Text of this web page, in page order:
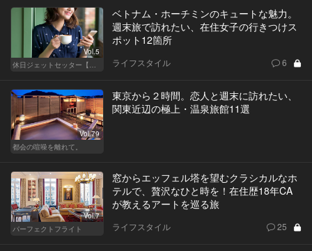
Vol.5
休日ジェットセッター【厳選スポット編】
ベトナム・ホーチミンのキュートな魅力。
週末旅で訪れたい、在住女子の行きつけス
ポット12箇所
ライフスタイル 6
Vol.79
都会の喧噪を離れて。
東京から２時間。恋人と週末に訪れたい、
関東近辺の極上・温泉旅館11選
Vol.7
パーフェクトフライト
窓からエッフェル塔を望むクラシカルなホ
テルで、贅沢なひと時を！在住歴18年CA
が教えるアートを巡る旅
ライフスタイル 25